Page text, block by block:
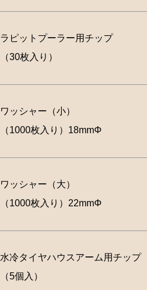
ラピットプーラー用チップ
（30枚入り）
ワッシャー（小）
（1000枚入り）18mmΦ
ワッシャー（大）
（1000枚入り）22mmΦ
水冷タイヤハウスアーム用チップ
（5個入）